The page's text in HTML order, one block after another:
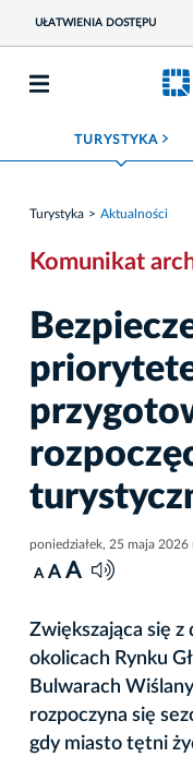
UŁATWIENIA DOSTĘPU
TURYSTYKA ROZWIŃ MENU
Turystyka Aktualności
Komunikat
poniedziałek, 25 maja 2026
A A A
Zwiększająca się
okolicach Rynku
Bulwarach
rozpoczyna się
gdy miasto tętni